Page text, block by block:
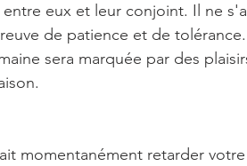
eux et leur conjoint. Il ne
de patience et de
sera marquée par des
momentanément retarder